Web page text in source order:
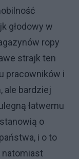
głodowy w
ropy
strajk ten
pracowników i
ale bardziej
łatwemu
o
i o to
natomiast